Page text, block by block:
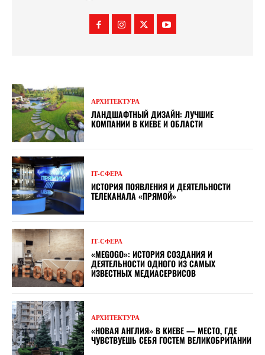
АРХИТЕКТУРА
ЛАНДШАФТНЫЙ ДИЗАЙН: ЛУЧШИЕ
КОМПАНИИ В КИЕВЕ И ОБЛАСТИ
ІТ-СФЕРА
ИСТОРИЯ ПОЯВЛЕНИЯ И ДЕЯТЕЛЬНОСТИ
ТЕЛЕКАНАЛА «ПРЯМОЙ»
ІТ-СФЕРА
«MEGOGO»: ИСТОРИЯ СОЗДАНИЯ И
ДЕЯТЕЛЬНОСТИ ОДНОГО ИЗ САМЫХ
ИЗВЕСТНЫХ МЕДИАСЕРВИСОВ
АРХИТЕКТУРА
«НОВАЯ АНГЛИЯ» В КИЕВЕ — МЕСТО, ГДЕ
ЧУВСТВУЕШЬ СЕБЯ ГОСТЕМ ВЕЛИКОБРИТАНИИ